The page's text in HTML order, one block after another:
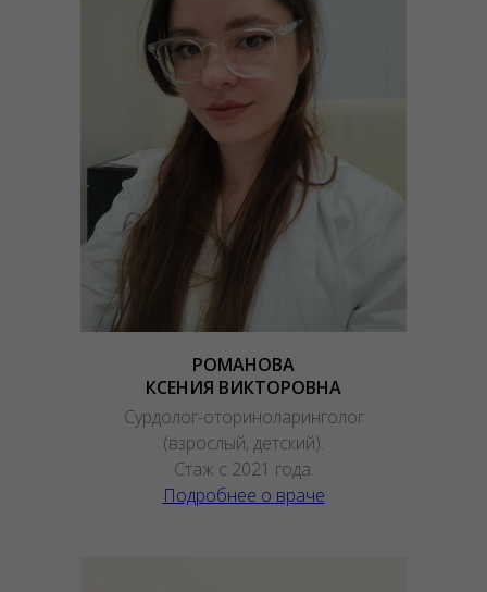
РОМАНОВА
КСЕНИЯ ВИКТОРОВНА
Сурдолог-оториноларинголог
(взрослый, детский).
Стаж с 2021 года.
Подробнее о враче